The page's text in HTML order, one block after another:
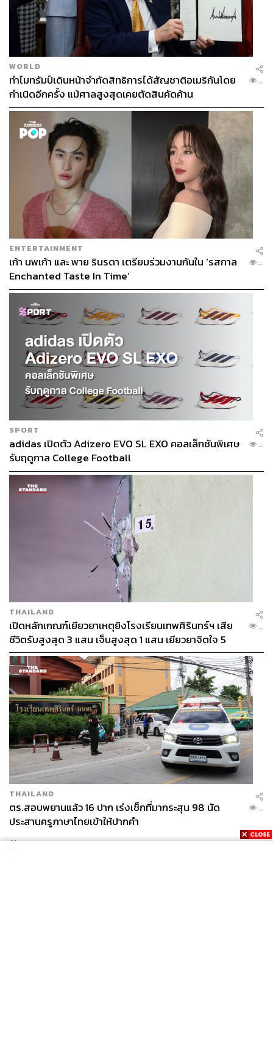
WORLD
ทำไมทรัมป์เดินหน้าจำกัดสิทธิการได้สัญชาติอเมริกันโดย
กำเนิดอีกครั้ง แม้ศาลสูงสุดเคยตัดสินคัดค้าน
...
ENTERTAINMENT
เก้า นพเก้า และ พาย รินรดา เตรียมร่วมงานกันใน ‘รสกาล
Enchanted Taste In Time’
...
SPORT
adidas เปิดตัว Adizero EVO SL EXO คอลเล็กชันพิเศษ
รับฤดูกาล College Football
...
THAILAND
เปิดหลักเกณฑ์เยียวยาเหตุยิงโรงเรียนเทพศิรินทร์ฯ เสีย
ชีวิตรับสูงสุด 3 แสน เจ็บสูงสุด 1 แสน เยียวยาจิตใจ 5
ระดับ
...
THAILAND
ตร.สอบพยานแล้ว 16 ปาก เร่งเช็กที่มากระสุน 98 นัด
ประสานครูภาษาไทยเข้าให้ปากคำ
...